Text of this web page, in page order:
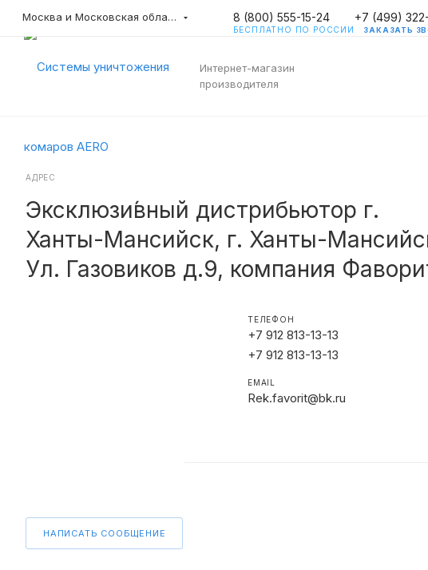
Москва и Московская область +7 (499)
ЗАКАЗАТЬ
8 (800) 555-15-24
БЕСПЛАТНО ПО РОССИИ
Интернет-магазин
производителя
АДРЕС
Эксклюзи́вный дистрибьютор г.
Ханты-Мансийск, г. Ханты-
Ул. Газовиков д.9, компания
ТЕЛЕФОН
+7 912 813-13-13
+7 912 813-13-13
EMAIL
Rek.favorit@bk.ru
НАПИСАТЬ СООБЩЕНИЕ